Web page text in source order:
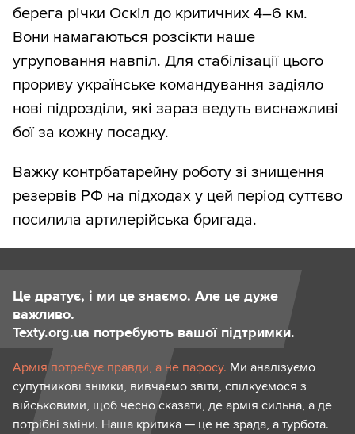
берега річки Оскіл до критичних 4–6 км.
Вони намагаються розсікти наше
угруповання навпіл. Для стабілізації цього
прориву українське командування задіяло
нові підрозділи, які зараз ведуть виснажливі
бої за кожну посадку.
Важку контрбатарейну роботу зі знищення
резервів РФ на підходах у цей період суттєво
посилила артилерійська бригада.
Це дратує, і ми це знаємо. Але це дуже
важливо.
Texty.org.ua потребують вашої підтримки.
Армія потребує правди, а не пафосу. Ми аналізуємо
супутникові знімки, вивчаємо звіти, спілкуємося з
військовими, щоб чесно сказати, де армія сильна, а де
потрібні зміни. Наша критика — це не зрада, а турбота.